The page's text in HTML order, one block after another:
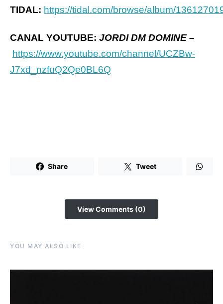
TIDAL: https://tidal.com/browse/album/
CANAL YOUTUBE: JORDI DM DOMINE –
https://www.youtube.com/channel/UCZBw-
J7xd_nzfuQ2Qe0BL6Q
Share Tweet
View Comments (0)
YOU MAY ALSO LIKE